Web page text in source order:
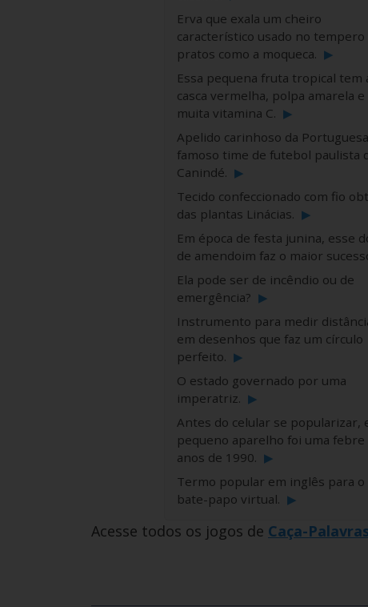
Erva que exala um cheiro
característico usado no tempero
pratos como a moqueca. ▶
Essa pequena fruta tropical tem
casca vermelha, polpa amarela e
muita vitamina C. ▶
Apelido carinhoso da
famoso time de futebol paulista
Canindé. ▶
Tecido confeccionado com fio
das plantas Linácias. ▶
Em época de festa junina, esse
de amendoim faz o maior
Ela pode ser de incêndio ou de
emergência? ▶
Instrumento para medir
em desenhos que faz um círculo
perfeito. ▶
O estado governado por uma
imperatriz. ▶
Antes do celular se popularizar,
pequeno aparelho foi uma febre
anos de 1990. ▶
Termo popular em inglês para o
bate-papo virtual. ▶
Acesse todos os jogos de Caça-